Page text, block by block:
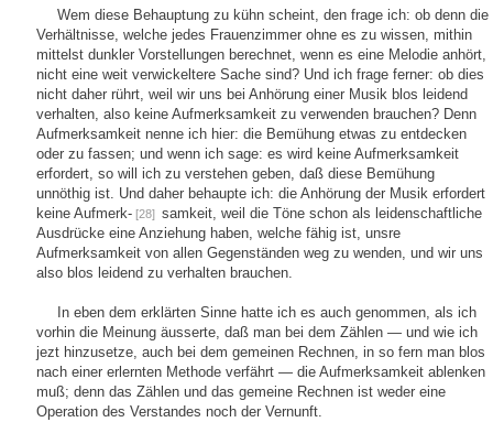
Wem diese Behauptung zu kühn scheint, den frage ich: ob denn die
Verhältnisse, welche jedes Frauenzimmer ohne es zu wissen, mithin
mittelst dunkler Vorstellungen berechnet, wenn es eine Melodie anhört,
nicht eine weit verwickeltere Sache sind? Und ich frage ferner: ob dies
nicht daher rührt, weil wir uns bei Anhörung einer Musik blos leidend
verhalten, also keine Aufmerksamkeit zu verwenden brauchen? Denn
Aufmerksamkeit nenne ich hier: die Bemühung etwas zu entdecken
oder zu fassen; und wenn ich sage: es wird keine Aufmerksamkeit
erfordert, so will ich zu verstehen geben, daß diese Bemühung
unnöthig ist. Und daher behaupte ich: die Anhörung der Musik erfordert
keine Aufmerk- [28] samkeit, weil die Töne schon als leidenschaftliche
Ausdrücke eine Anziehung haben, welche fähig ist, unsre
Aufmerksamkeit von allen Gegenständen weg zu wenden, und wir uns
also blos leidend zu verhalten brauchen.
In eben dem erklärten Sinne hatte ich es auch genommen, als ich
vorhin die Meinung äusserte, daß man bei dem Zählen — und wie ich
jezt hinzusetze, auch bei dem gemeinen Rechnen, in so fern man blos
nach einer erlernten Methode verfährt — die Aufmerksamkeit ablenken
muß; denn das Zählen und das gemeine Rechnen ist weder eine
Operation des Verstandes noch der Vernunft.